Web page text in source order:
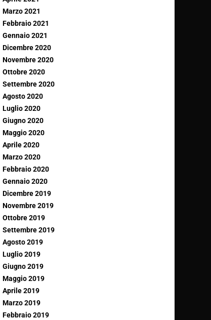
Marzo 2021
Febbraio 2021
Gennaio 2021
Dicembre 2020
Novembre 2020
Ottobre 2020
Settembre 2020
Agosto 2020
Luglio 2020
Giugno 2020
Maggio 2020
Aprile 2020
Marzo 2020
Febbraio 2020
Gennaio 2020
Dicembre 2019
Novembre 2019
Ottobre 2019
Settembre 2019
Agosto 2019
Luglio 2019
Giugno 2019
Maggio 2019
Aprile 2019
Marzo 2019
Febbraio 2019